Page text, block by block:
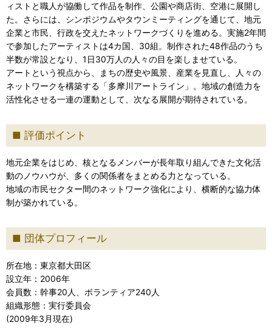
ィストと職人が協働して作品を制作、公園や商店街、空港に展開し
た。さらには、シンポジウムやタウンミーティングを通じて、地元
企業と市民、行政を交えたネットワークづくりを進める。実施2年間
で参加したアーティストは4カ国、30組。制作された48作品のうち
半数が常設となり、1日30万人の人々の目を楽しませている。
アートという視点から、まちの歴史や風景、産業を見直し、人々の
ネットワークを構築する「多摩川アートライン」。地域の創造力を
活性化させる一連の運動として、次なる展開が期待されている。
評価ポイント
地元企業をはじめ、核となるメンバーが長年取り組んできた文化活
動のノウハウが、多くの関係者をまとめる力となっている。
地域の市民セクター間のネットワーク強化により、横断的な協力体
制が築かれている。
団体プロフィール
所在地：東京都大田区
設立年：2006年
会員数：幹事20人、ボランティア240人
組織形態：実行委員会
(2009年3月現在)